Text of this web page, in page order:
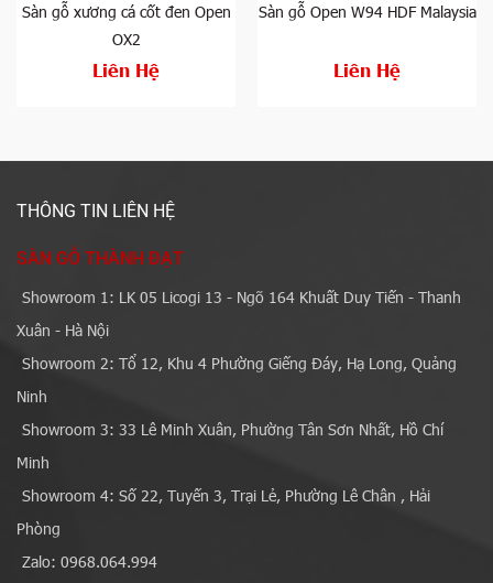
Sàn gỗ xương cá cốt đen Open
OX2
Liên Hệ
Sàn gỗ Open W94 HDF Malaysia
Liên Hệ
THÔNG TIN LIÊN HỆ
SÀN GỖ THÀNH ĐẠT
Showroom 1: LK 05 Licogi 13 - Ngõ 164 Khuất Duy Tiến - Thanh
Xuân - Hà Nội
Showroom 2: Tổ 12, Khu 4 Phường Giếng Đáy, Hạ Long, Quảng
Ninh
Showroom 3: 33 Lê Minh Xuân, Phường Tân Sơn Nhất, Hồ Chí
Minh
Showroom 4: Số 22, Tuyến 3, Trại Lẻ, Phường Lê Chân , Hải
Phòng
Zalo: 0968.064.994